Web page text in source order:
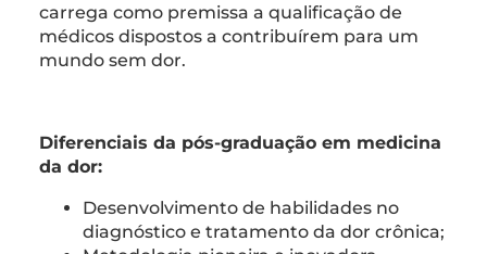
carrega como premissa a qualificação de
médicos dispostos a contribuírem para um
mundo sem dor.
Diferenciais da pós-graduação em medicina
da dor:
Desenvolvimento de habilidades no
diagnóstico e tratamento da dor crônica;